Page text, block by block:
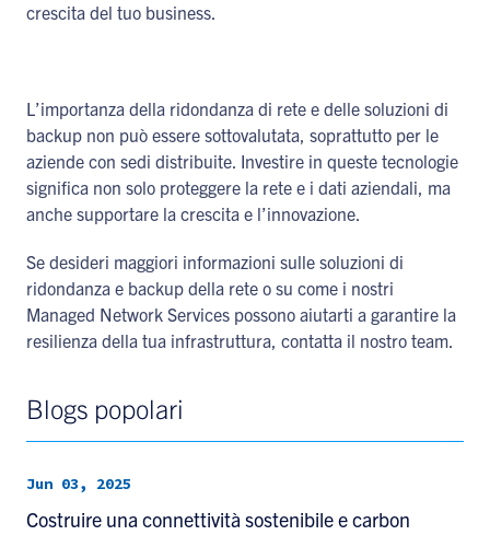
crescita del tuo business.
L’importanza della ridondanza di rete e delle soluzioni di
backup non può essere sottovalutata, soprattutto per le
aziende con sedi distribuite. Investire in queste tecnologie
significa non solo proteggere la rete e i dati aziendali, ma
anche supportare la crescita e l’innovazione.
Se desideri maggiori informazioni sulle soluzioni di
ridondanza e backup della rete o su come i nostri
Managed Network Services possono aiutarti a garantire la
resilienza della tua infrastruttura, contatta il nostro team.
Blogs popolari
Jun 03, 2025
Costruire una connettività sostenibile e carbon